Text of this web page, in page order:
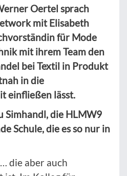
Oertel sprach
mit Elisabeth
für Mode
mit ihrem Team den
bei Textil in Produkt
in die
einfließen lässt.
Simhandl, die HLMW9
Schule, die es so nur in
… die aber auch